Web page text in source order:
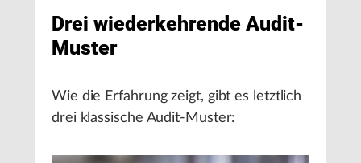
Drei wiederkehrende Audit-
Muster
Wie die Erfahrung zeigt, gibt es letztlich
drei klassische Audit-Muster: